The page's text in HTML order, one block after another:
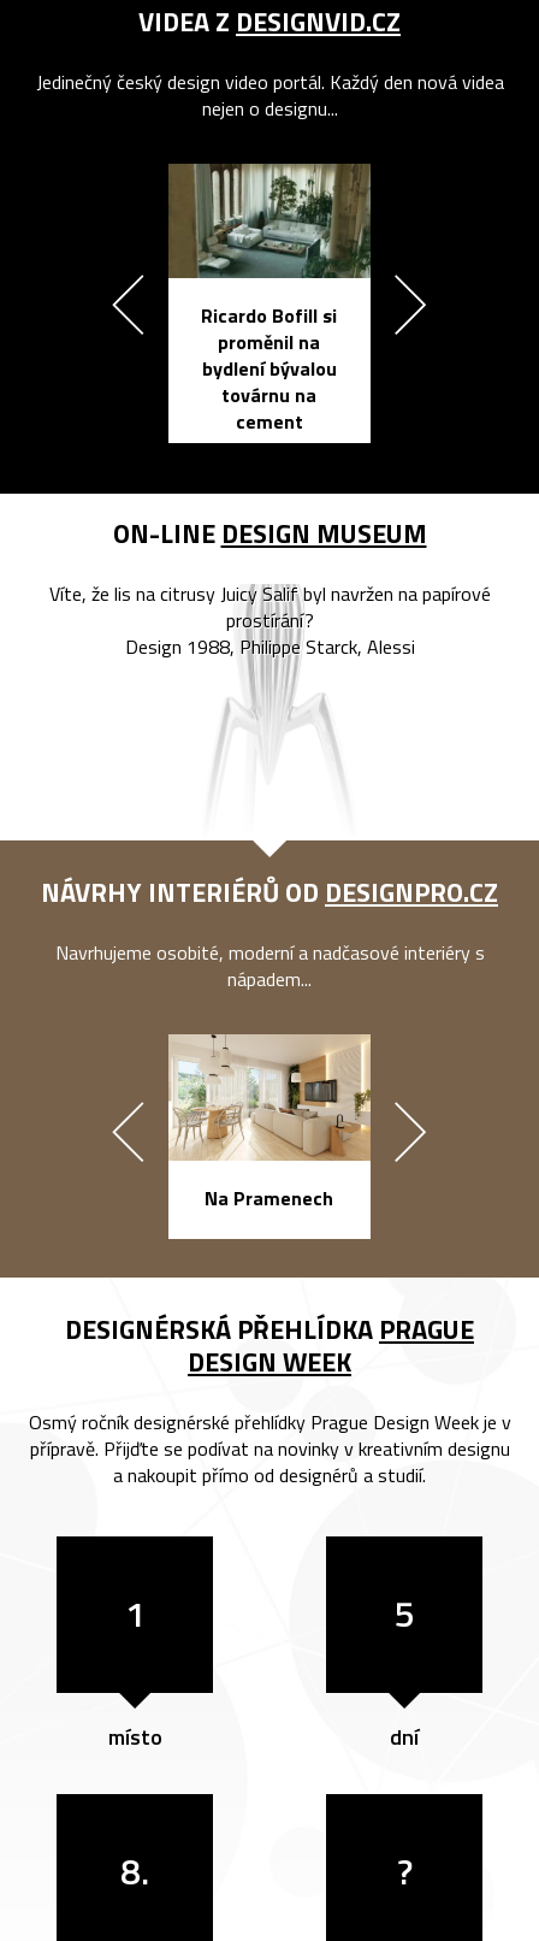
VIDEA Z DESIGNVID.CZ
Jedinečný český design video portál. Každý den nová videa
nejen o designu...
Ricardo Bofill si
proměnil na
bydlení bývalou
továrnu na
cement
ON-LINE DESIGN MUSEUM
Víte, že lis na citrusy Juicy Salif byl navržen na papírové
prostírání?
Design 1988, Philippe Starck, Alessi
NÁVRHY INTERIÉRŮ OD DESIGNPRO.CZ
Navrhujeme osobité, moderní a nadčasové interiéry s
nápadem...
Na Pramenech
DESIGNÉRSKÁ PŘEHLÍDKA PRAGUE
DESIGN WEEK
Osmý ročník designérské přehlídky Prague Design Week je v
přípravě. Přijďte se podívat na novinky v kreativním designu
a nakoupit přímo od designérů a studií.
1
místo
5
dní
8. ?